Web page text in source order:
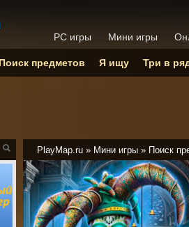
PlayMap.ru » Мини игры » Поиск
PC игры Мини игры
Поиск предметов Я ищу Три в